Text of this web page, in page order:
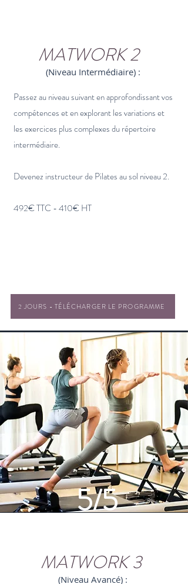
MATWORK 2
(Niveau Intermédiaire) :
Passez au niveau suivant en approfondissant vos
compétences et en explorant les variations et
les exercices plus complexes du répertoire
intermédiaire.
Devenez instructeur de Pilates au sol niveau 2.
492€ TTC - 410€ HT
2 JOURS - TÉLÉCHARGER LE PROGRAMME
MATWORK 3
(Niveau Avancé) :
5/5